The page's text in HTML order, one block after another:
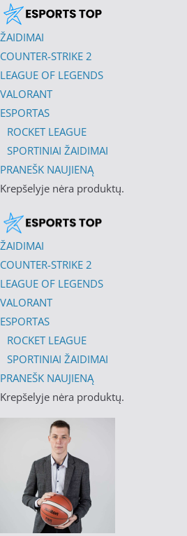
ŽAIDIMAI
COUNTER-STRIKE 2
LEAGUE OF LEGENDS
VALORANT
ESPORTAS
ROCKET LEAGUE
SPORTINIAI ŽAIDIMAI
PRANEŠK NAUJIENĄ
Krepšelyje nėra produktų.
ŽAIDIMAI
COUNTER-STRIKE 2
LEAGUE OF LEGENDS
VALORANT
ESPORTAS
ROCKET LEAGUE
SPORTINIAI ŽAIDIMAI
PRANEŠK NAUJIENĄ
Krepšelyje nėra produktų.